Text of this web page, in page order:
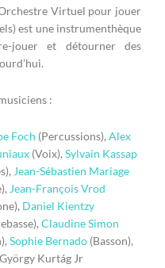
Virtuel pour jouer
est une instrumenthèque
jouer et détourner des
:
Foch (Percussions), Alex
(Voix), Sylvain Kassap
Jean-Sébastien Mariage
Jean-François Vrod
Daniel Kientzy
Claudine Simon
Sophie Bernado (Basson),
Kurtág Jr